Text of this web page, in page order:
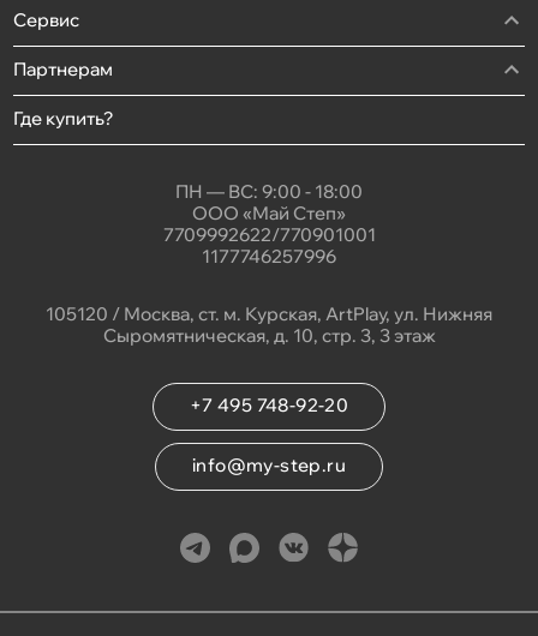
Сервис
Партнерам
Где купить?
ПН — ВС: 9:00 - 18:00
ООО «Май Степ»
7709992622/770901001
1177746257996
105120 / Москва, ст. м. Курская, ArtPlay, ул. Нижняя
Сыромятническая, д. 10, стр. 3, 3 этаж
+7 495 748-92-20
info@my-step.ru